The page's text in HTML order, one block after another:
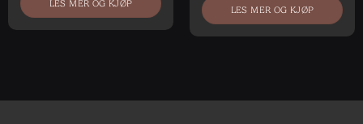
LES MER OG KJØP
LES MER OG KJØP